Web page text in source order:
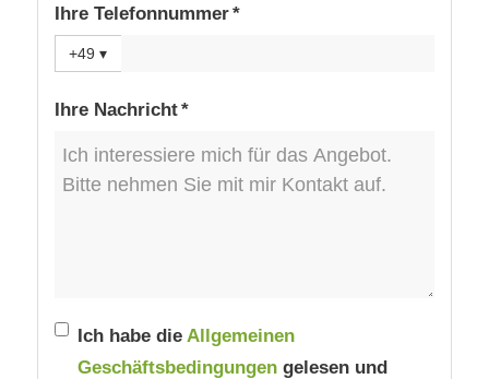
Ihre Telefonnummer *
+49 ▾
Ihre Nachricht *
Ich habe die Allgemeinen
Geschäftsbedingungengelesen und